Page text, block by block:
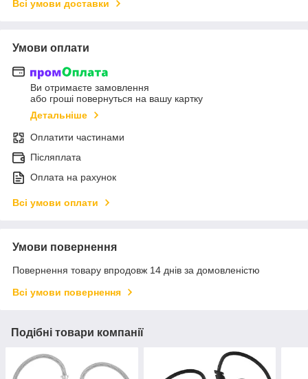
Всі умови доставки
Умови оплати
Ви отримаєте замовлення
або гроші повернуться на вашу картку
Детальніше
Оплатити частинами
Післяплата
Оплата на рахунок
Всі умови оплати
Умови повернення
Повернення товару впродовж 14 днів за домовленістю
Всі умови повернення
Подібні товари компанії